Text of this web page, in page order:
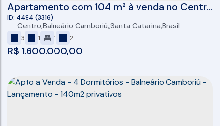
Apartamento com 104 m² à venda no Centro
de Balneário Camboriú
R$ 1.600.000,00
4494 (3316)
Centro,Balneário Camboriú ,Santa Catarina,Brasil
3 1 1 2